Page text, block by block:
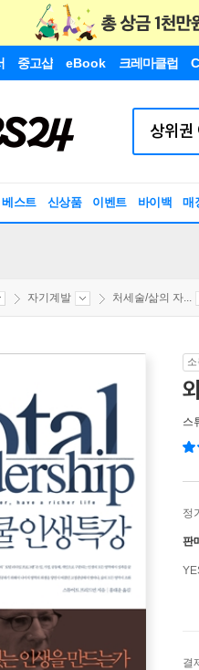
중고샵 eBook 크레마클럽
베스트 신상품 이벤트 바이백 매
자기계발 처세술/삶의 자...
스
정
판
결